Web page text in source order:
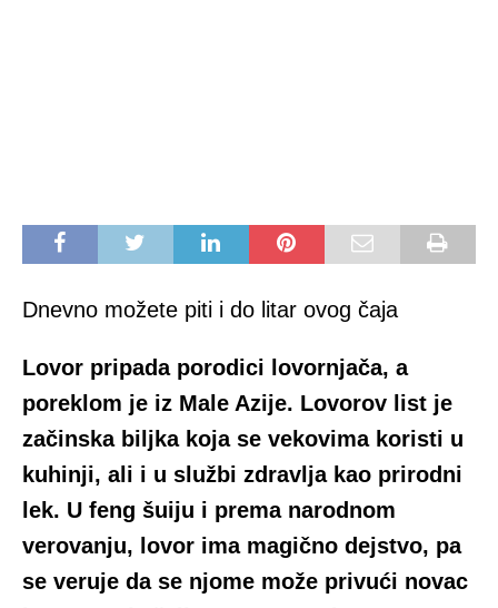
Dnevno možete piti i do litar ovog čaja
Lovor pripada porodici lovornjača, a
poreklom je iz Male Azije. Lovorov list je
začinska biljka koja se vekovima koristi u
kuhinji, ali i u službi zdravlja kao prirodni
lek. U feng šuiju i prema narodnom
verovanju, lovor ima magično dejstvo, pa
se veruje da se njome može privući novac